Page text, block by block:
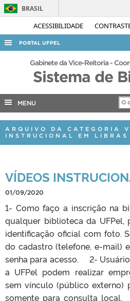
ACESSIBILIDADE
BRASIL
PORTAL UFPEL
ACESSO À INFORMAÇÃO
AUDITORIA
COBALTO
CONCURSOS
EDITAIS
PORTARIAS
Gabinete da Vice-Reitoria -
Sistema de
MENU
ARQUIVO DA CATEGORIA
INSTRUCIONAL EM LIBRAS
VÍDEOS
01/09/2020
1- Como faço a inscrição na
qualquer biblioteca da UFPel,
identificação oficial com foto.
do cadastro (telefone, e-mail)
senha para acesso. 2-
a UFPel podem realizar
sem vínculo (público externo)
somente para consulta